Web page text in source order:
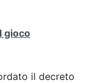
gioco
il decreto